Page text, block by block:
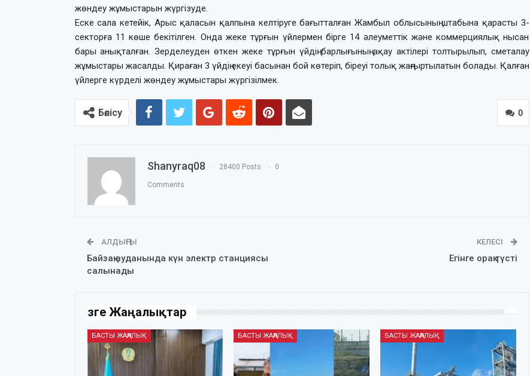
жөндеу жұмыстарын жүргізуде.
Еске сала кетейік, Арыс қаласын қалпына келтіруге бағытталған Жамбыл облысының штабына қарасты 3-
секторға 11 көше бекітілген. Онда жеке тұрғын үйлермен бірге 14 әлеуметтік және коммерциялық нысан
бары анықталған. Зерделеуден өткен жеке тұрғын үйдің барлығының ақау актілері толтырылып, сметалау
жұмыстары жасалды. Қираған 3 үйдің екеуі басынан бой көтеріп, біреуі толық жаңғыртылатын болады. Қалған
үйлерге күрделі жөндеу жұмыстары жүргізілмек.
0
Бөлісу
Shanyraq08 28400 Posts 0
Comments
АЛДЫҢҒЫ
Байзақ ауданында күн электр станциясы
салынады
КЕЛЕСІ
Егінге орақ түсті
Өзге Жаңалықтар
БАСТЫ ЖАҢАЛЫҚ БАСТЫ ЖАҢАЛЫҚ БАСТЫ ЖАҢАЛЫҚ